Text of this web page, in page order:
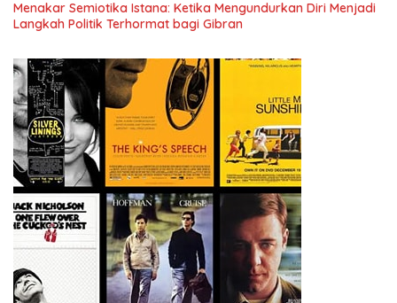
Menakar Semiotika Istana: Ketika Mengundurkan Diri Menjadi
Langkah Politik Terhormat bagi Gibran